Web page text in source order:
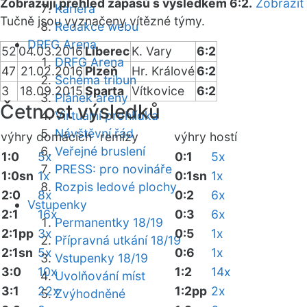
Kariéra
Redakce webu
DRFG Arena
DRFG Arena
Schéma tribun
Plánek areny
Virtuální prohlídka
Návštěvní řád
Veřejné bruslení
PRESS: pro novináře
Rozpis ledové plochy
Vstupenky
Permanentky 18/19
Přípravná utkání 18/19
Vstupenky 18/19
Uvolňování míst
Zvýhodněné
Zobrazuji přehled zápasů s výsledkem 6:2. Zobrazit
Tučně jsou vyznačeny vítězné týmy.
5204.03.2016 LiberecK. Vary
6:2
47 21.02.2016Plzeň Hr. Králové6:2
3
18.09.2015Sparta Vítkovice 6:2
Četnost výsledků
výhry domácíchremízy výhry hostí
1:0
5x
1:0sn 1x
2:0
8x
2:1
16x
2:1pp 3x
2:1sn 5x
3:0
10x
3:1
22x
0:1
5x
0:1sn 1x
0:2
6x
0:3
6x
0:5
1x
0:6
1x
1:2
14x
1:2pp 2x